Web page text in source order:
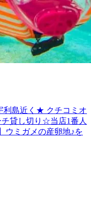
利島近く★ クチコミオ
貸し切り☆当店1番人
ウミガメの産卵地♪を